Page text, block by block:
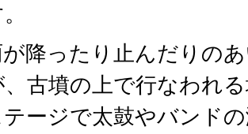
降ったり止んだりの
、古墳の上で行なわれ
ージで太鼓やバンド